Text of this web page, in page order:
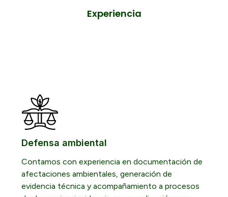
Experiencia
Defensa ambiental
Contamos con experiencia en documentación de
afectaciones ambientales, generación de
evidencia técnica y acompañamiento a procesos